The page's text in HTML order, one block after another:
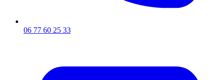
06 77 60 25 33